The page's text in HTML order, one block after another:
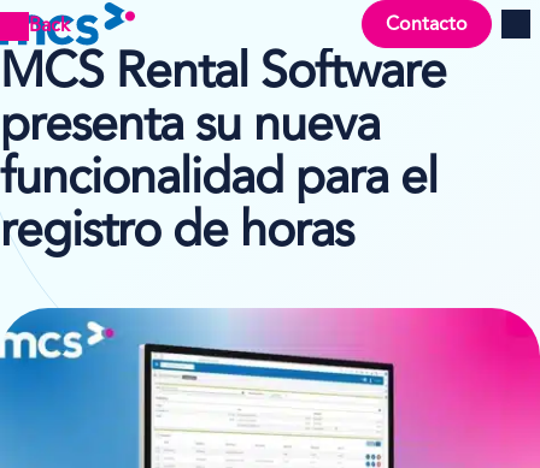
Back Contacto
MCS Rental Software
presenta su nueva
funcionalidad para el
registro de horas